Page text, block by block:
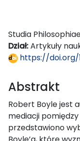
Studia
Dział:Artykuły
https://doi.org/
Abstrakt
Robert Boyle jest
mediacji
przedstawiono